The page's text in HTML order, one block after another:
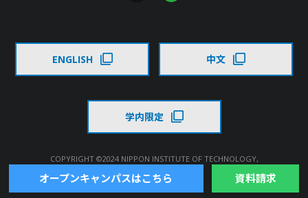
ENGLISH 中文
学内限定
COPYRIGHT ©2024 NIPPON INSTITUTE OF TECHNOLOGY,
オープンキャンパスはこちら 資料請求